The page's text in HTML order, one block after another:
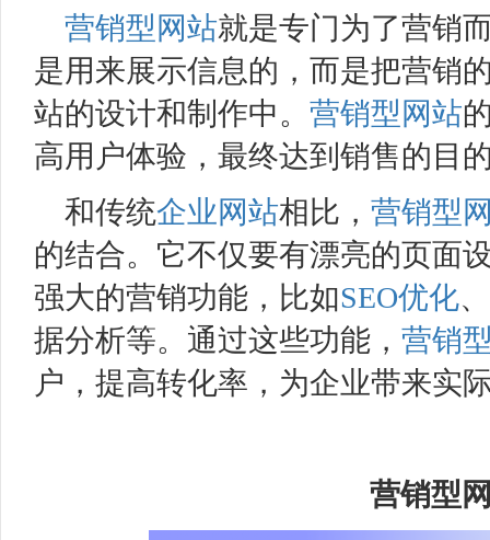
营销型网站就是专门为了营销
是用来展示信息的，而是把营销
站的设计和制作中。 营销型网站
高用户体验，最终达到销售的目
和传统企业网站相比， 营销型
的结合。它不仅要有漂亮的页面
强大的营销功能，比如SEO优化
据分析等。通过这些功能， 营销
户，提高转化率，为企业带来实
营销型